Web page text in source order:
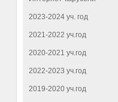
2023-2024 уч. год
2021-2022 уч.год
2020-2021 уч.год
2022-2023 уч.год
2019-2020 уч.год